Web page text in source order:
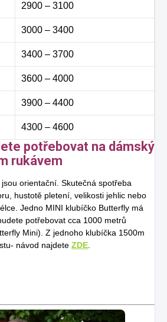
potřebovat na dámský
rukávem
orientační. Skutečná spotřeba
hustotě pletení, velikosti jehlic nebo
Jedno MINI klubíčko Butterfly má
potřebovat cca 1000 metrů
Mini). Z jednoho klubíčka 1500m
návod najdete ZDE.
2900 – 3100
3000 – 3400
3400 – 3700
3600 – 4000
3900 – 4400
4300 – 4600